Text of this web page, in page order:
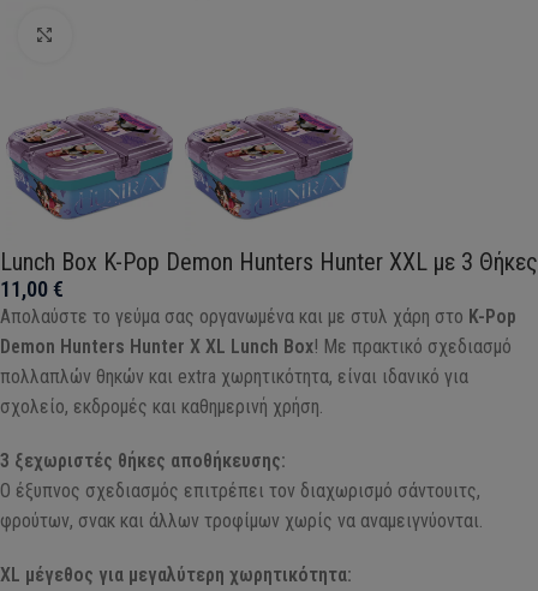
Lunch Box K-Pop Demon Hunters Hunter XXL με 3 Θήκες
11,00€
Απολαύστε το γεύμα σας οργανωμένα και με στυλ χάρη στο K-Pop
Demon Hunters Hunter X XL Lunch Box! Με πρακτικό σχεδιασμό
πολλαπλών θηκών και extra χωρητικότητα, είναι ιδανικό για
σχολείο, εκδρομές και καθημερινή χρήση.
3 ξεχωριστές θήκες αποθήκευσης:
Ο έξυπνος σχεδιασμός επιτρέπει τον διαχωρισμό σάντουιτς,
φρούτων, σνακ και άλλων τροφίμων χωρίς να αναμειγνύονται.
XL μέγεθος για μεγαλύτερη χωρητικότητα: